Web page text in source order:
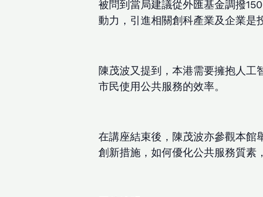
被問到當局建議從外匯基金調撥
動力，引進相關創科產業及企業是
陳茂波又提到，本港需要擁抱人
市民使用公共服務的效率。
在講座結束後，陳茂波亦參觀本館
創新措施，如何優化公共服務質素